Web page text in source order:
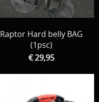
Raptor Hard belly BAG
(1psc)
€ 29,95